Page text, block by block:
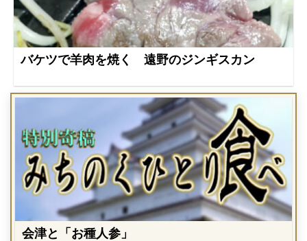
バケツで羊肉を焼く 遠野のジンギスカン
会津と「お種人参」